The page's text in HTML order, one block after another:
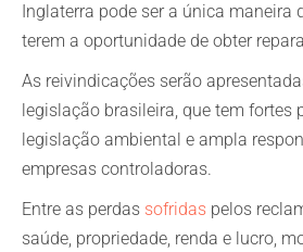
Inglaterra pode ser a única maneira
terem a oportunidade de obter
As reivindicações serão
legislação brasileira, que tem fortes
legislação ambiental e ampla
empresas controladoras.
Entre as perdas sofridas pelos
saúde, propriedade, renda e lucro,